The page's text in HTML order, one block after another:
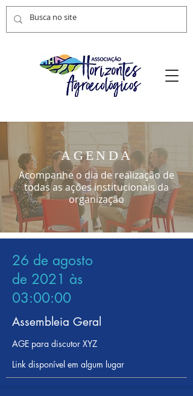
AGENDA
Acompanhe o dia de realização de
todas as ações institucionais da
organização
26 de agosto
de 2021 às
03:00:00
Assembleia Geral
AGE para discutor XYZ
Link disponível em algum lugar